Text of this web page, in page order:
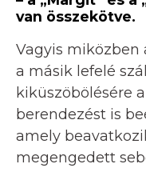
van összekötve.
Vagyis miközben
a másik lefelé
kiküszöbölésére
berendezést is
amely
megengedett